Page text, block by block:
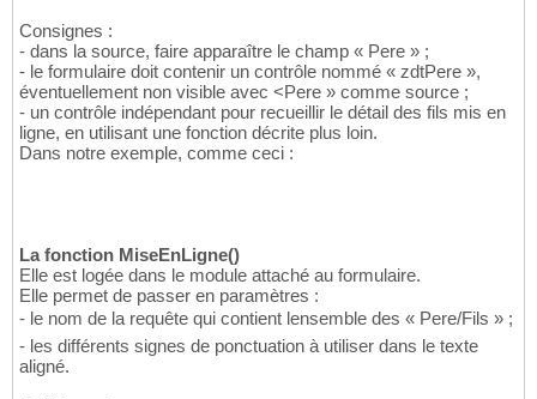
Consignes :
- dans la source, faire apparaître le champ « Pere » ;
- le formulaire doit contenir un contrôle nommé « zdtPere »,
éventuellement non visible avec <Pere » comme source ;
- un contrôle indépendant pour recueillir le détail des fils mis en
ligne, en utilisant une fonction décrite plus loin.
Dans notre exemple, comme ceci :
La fonction MiseEnLigne()
Elle est logée dans le module attaché au formulaire.
Elle permet de passer en paramètres :
- le nom de la requête qui contient lensemble des « Pere/Fils » ;
- les différents signes de ponctuation à utiliser dans le texte
aligné.